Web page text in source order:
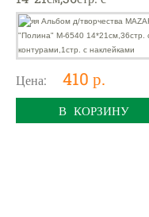
контурами,1стр. с
наклейками
Цена: 410 р.
В КОРЗИНУ